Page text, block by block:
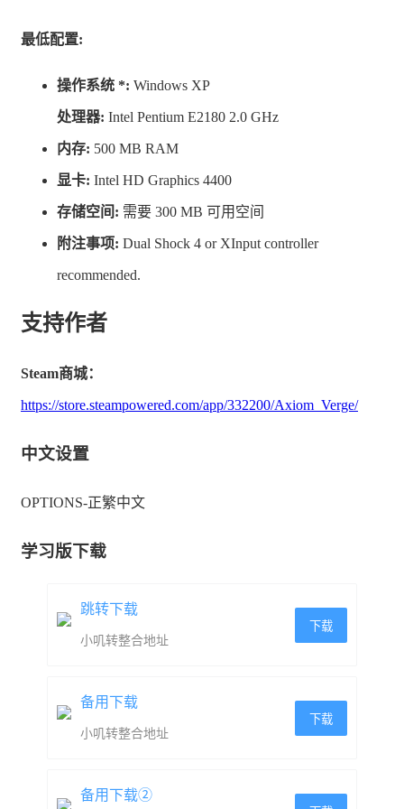
最低配置:
操作系统 *: Windows XP
处理器: Intel Pentium E2180 2.0 GHz
内存: 500 MB RAM
显卡: Intel HD Graphics 4400
存储空间: 需要 300 MB 可用空间
附注事项: Dual Shock 4 or XInput controller
recommended.
支持作者
Steam商城：
https://store.steampowered.com/app/332200/Axiom_Verge/
中文设置
OPTIONS-正繁中文
学习版下载
跳转下载
小叽转整合地址
下载
备用下载
小叽转整合地址
下载
备用下载②